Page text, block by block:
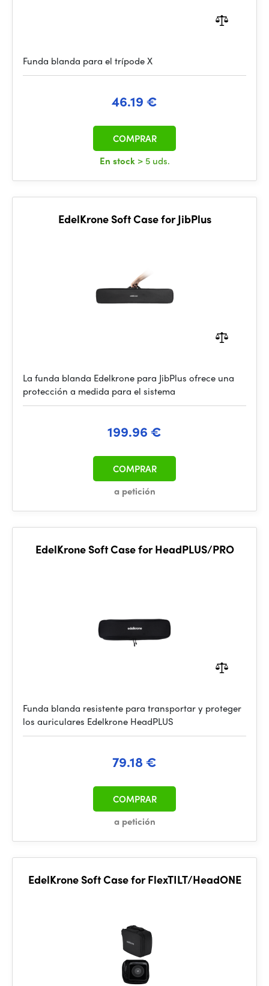
Funda blanda para el trípode X
46.19 €
En stock > 5 uds.
COMPRAR
EdelKrone Soft Case for JibPlus
La funda blanda Edelkrone para JibPlus ofrece una
protección a medida para el sistema
199.96 €
a petición
COMPRAR
EdelKrone Soft Case for HeadPLUS/PRO
Funda blanda resistente para transportar y proteger
los auriculares Edelkrone HeadPLUS
79.18 €
a petición
COMPRAR
EdelKrone Soft Case for FlexTILT/HeadONE